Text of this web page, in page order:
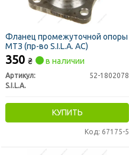
Фланец промежуточной опоры
МТЗ (пр-во S.I.L.A. AC)
350 ₴ в наличии
Артикул:
52-1802078
S.I.L.A.
КУПИТЬ
Код: 67175-5